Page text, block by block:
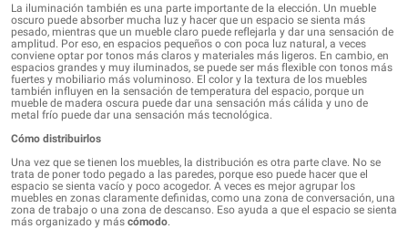
La iluminación también es una parte importante de la elección. Un mueble
oscuro puede absorber mucha luz y hacer que un espacio se sienta más
pesado, mientras que un mueble claro puede reflejarla y dar una sensación de
amplitud. Por eso, en espacios pequeños o con poca luz natural, a veces
conviene optar por tonos más claros y materiales más ligeros. En cambio, en
espacios grandes y muy iluminados, se puede ser más flexible con tonos más
fuertes y mobiliario más voluminoso. El color y la textura de los muebles
también influyen en la sensación de temperatura del espacio, porque un
mueble de madera oscura puede dar una sensación más cálida y uno de
metal frío puede dar una sensación más tecnológica.
Cómo distribuirlos
Una vez que se tienen los muebles, la distribución es otra parte clave. No se
trata de poner todo pegado a las paredes, porque eso puede hacer que el
espacio se sienta vacío y poco acogedor. A veces es mejor agrupar los
muebles en zonas claramente definidas, como una zona de conversación, una
zona de trabajo o una zona de descanso. Eso ayuda a que el espacio se sienta
más organizado y más cómodo.